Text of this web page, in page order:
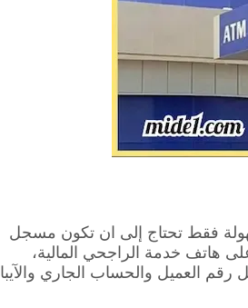
فقط تحتاج إلى ان تكون مسجل
هاتف خدمة الراجحي المالية،
العميل والحساب الجاري